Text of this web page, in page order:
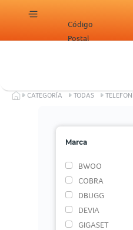
Código
Postal
CATEGORÍA TODAS
Marca
BWOO
COBRA
DBUGG
DEVIA
GIGASET